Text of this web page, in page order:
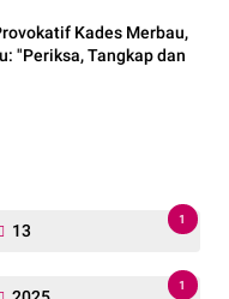
Kades Merbau,
"Periksa, Tangkap dan
13
1
1